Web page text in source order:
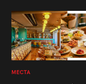
МЕСТА